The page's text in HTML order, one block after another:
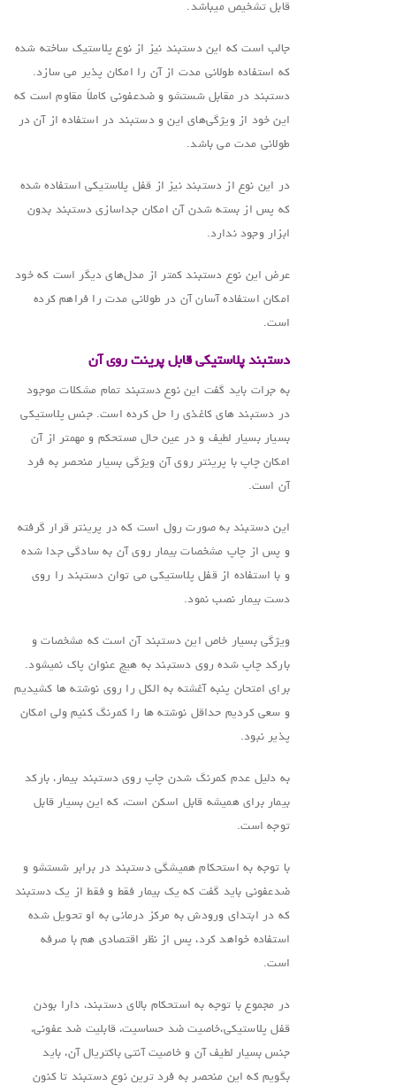
قابل تشخیص میباشد.
جالب است که این دستبند نیز از نوع پلاستیک ساخته شده
که استفاده طولانی مدت از آن را امکان پذیر می سازد.
دستبند در مقابل شستشو و ضدعفونی کاملاً مقاوم است که
این خود از ویژگی‌های این و دستبند در استفاده از آن در
طولانی مدت می باشد.
در این نوع از دستبند نیز از قفل پلاستیکی استفاده شده
که پس از بسته شدن آن امکان جداسازی دستبند بدون
ابزار وجود ندارد.
عرض این نوع دستبند کمتر از مدل‌های دیگر است که خود
امکان استفاده آسان آن در طولانی مدت را فراهم کرده
است.
دستبند پلاستیکی قابل پرینت روی آن
به جرات باید گفت این نوع دستبند تمام مشکلات موجود
در دستبند های کاغذی را حل کرده است. جنس پلاستیکی
بسیار بسیار لطیف و در عین حال مستحکم و مهمتر از آن
امکان چاپ با پرینتر روی آن ویژگی بسیار منحصر به فرد
آن است.
این دستبند به صورت رول است که در پرینتر قرار گرفته
و پس از چاپ مشخصات بیمار روی آن به سادگی جدا شده
و با استفاده از قفل پلاستیکی می توان دستبند را روی
دست بیمار نصب نمود.
ویژگی بسیار خاص این دستبند آن است که مشخصات و
بارکد چاپ شده روی دستبند به هیچ عنوان پاک نمیشود.
برای امتحان پنبه آغشته به الکل را روی نوشته ها کشیدیم
و سعی کردیم حداقل نوشته ها را کمرنگ کنیم ولی امکان
پذیر نبود.
به دلیل عدم کمرنگ شدن چاپ روی دستبند بیمار، بارکد
بیمار برای همیشه قابل اسکن است، که این بسیار قابل
توجه است.
با توجه به استحکام همیشگی دستبند در برابر شستشو و
ضدعفونی باید گفت که یک بیمار فقط و فقط از یک دستبند
که در ابتدای ورودش به مرکز درمانی به او تحویل شده
استفاده خواهد کرد، پس از نظر اقتصادی هم با صرفه
است.
در مجموع با توجه به استحکام بالای دستبند، دارا بودن
قفل پلاستیکی،خاصیت ضد حساسیت، قابلیت ضد عفونی،
جنس بسیار لطیف آن و خاصیت آنتی باکتریال آن، باید
بگویم که این منحصر به فرد ترین نوع دستبند تا کنون